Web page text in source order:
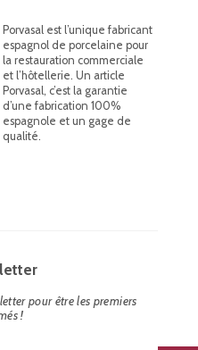
Porvasal est l’unique fabricant
espagnol de porcelaine pour
la restauration commerciale
et l’hôtellerie. Un article
Porvasal, c’est la garantie
d’une fabrication 100%
espagnole et un gage de
qualité.
pour être les premiers
!